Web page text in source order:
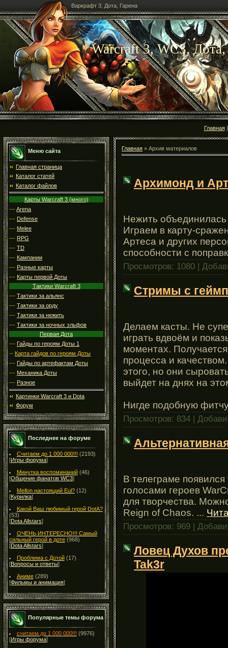
Варкрафт 3, Дота, Гарена
Warcraft 3, WC3, Дота,
Главная
Меню сайта
Главная страница
Каталог статей
Каталог файлов
Карты Warcraft 3 (много)
---Arena
--- Defense
--- Melee
--- RPG
--- TD
--- Кампании
--- Разные карты
--- Карты первой Доты
Тактики Warcraft 3
--- Тактики за альянс
--- Тактики за орду
--- Тактики за нежить
--- Тактики за ночных эльфов
Первая Дота
--- Гайды по героям Доты 1
-- Карта гайдов по героям Доты
--- Гайды по артефактам Доты
--- Механика Доты
--- Разное
Картинки Warcraft 3 и Dota
Форум
Последнее на форуме
Считаем до 1 000 000!!! (2193)
[Игры форума]
Минутка воспоминаний (46)
[Общение фанатов WC3]
Mellon настоящий Eul? (12)
[Курилка]
Какой Ваш любимый герой DotA?
(53)
[Dota Allstars]
ОЧЕНЬ ИНТЕРЕСНО!!! Самый
сильный герой в доте (968)
[Dota Allstars]
Проблема с Дотой (17)
[Вопросы и ответы]
Аниме (289)
[Фильмы и анимация]
Популярные темы форума
считаем до 1 000 000!!! (9976)
[Игры форума]
Главная » Архив материалов
Архимонд и
Нежить
Играем в карту-
Артеса и других
способности с
Просмотров: 1080 |
Стримы с
Делаем касты. Не
играть вдвоём и
моментах.
процесса и
этого, но они
выйдет на днях на
Нигде подобную
Просмотров: 834 |
В телеграме
голосами героев
для творчества.
Reign of Chaos. ...
Просмотров: 969 |
Ловец Духов
Tak3r